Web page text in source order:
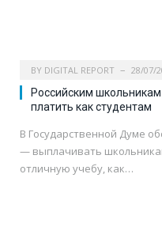
BY DIGITAL REPORT 28/07/
Российским
платить как студентам
В Государственной Думе
— выплачивать
отличную учебу, как…